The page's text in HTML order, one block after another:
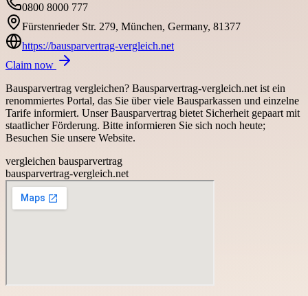
0800 8000 777
Fürstenrieder Str. 279, München, Germany, 81377
https://bausparvertrag-vergleich.net
Claim now
Bausparvertrag vergleichen? Bausparvertrag-vergleich.net ist ein
renommiertes Portal, das Sie über viele Bausparkassen und einzelne
Tarife informiert. Unser Bausparvertrag bietet Sicherheit gepaart mit
staatlicher Förderung. Bitte informieren Sie sich noch heute;
Besuchen Sie unsere Website.
vergleichen bausparvertrag
bausparvertrag-vergleich.net